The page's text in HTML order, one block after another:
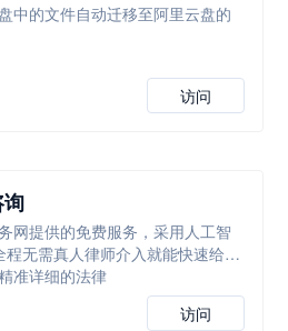
中的文件自动迁移至阿里云盘的
访问
网提供的免费服务，采用人工智
程无需真人律师介入就能快速给出
准详细的法律
访问